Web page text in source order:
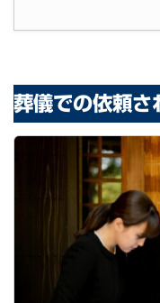
葬儀での依頼さ